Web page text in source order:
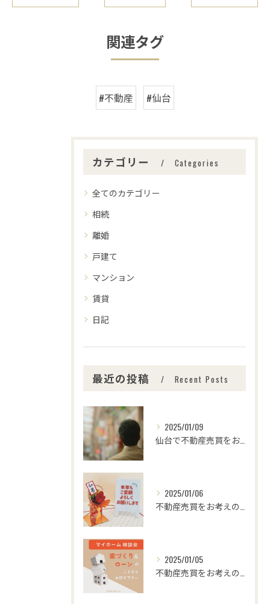
関連タグ
#不動産 #仙台
カテゴリー Categories
全てのカテゴリー
相続
離婚
戸建て
マンション
賃貸
日記
最近の投稿 Recent Posts
2025/01/09
2025/01/06
2025/01/05